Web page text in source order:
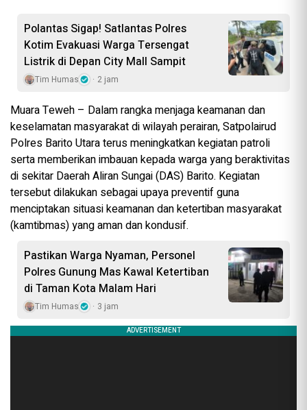
Polantas Sigap! Satlantas Polres
Kotim Evakuasi Warga Tersengat
Listrik di Depan City Mall Sampit
Tim Humas 2 jam
Muara Teweh – Dalam rangka menjaga keamanan dan
keselamatan masyarakat di wilayah perairan, Satpolairud
Polres Barito Utara terus meningkatkan kegiatan patroli
serta memberikan imbauan kepada warga yang beraktivitas
di sekitar Daerah Aliran Sungai (DAS) Barito. Kegiatan
tersebut dilakukan sebagai upaya preventif guna
menciptakan situasi keamanan dan ketertiban masyarakat
(kamtibmas) yang aman dan kondusif.
Pastikan Warga Nyaman, Personel
Polres Gunung Mas Kawal Ketertiban
di Taman Kota Malam Hari
Tim Humas 3 jam